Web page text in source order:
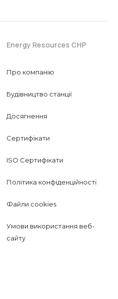
Energy Resources CHP
Про компанію
Будівництво станції
Досягнення
Сертифікати
ISO Сертифікати
Політика конфіденційності
Файли cookies
Умови використання веб-
сайту